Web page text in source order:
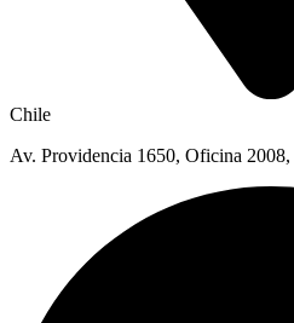
Chile
Av. Providencia 1650, Oficina